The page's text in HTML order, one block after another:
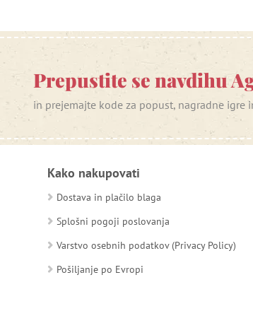
Prepustite se navdihu
in prejemajte kode za popust, nagradne
Kako nakupovati
Dostava in plačilo blaga
Splošni pogoji poslovanja
Varstvo osebnih podatkov (Privacy Policy)
Pošiljanje po Evropi